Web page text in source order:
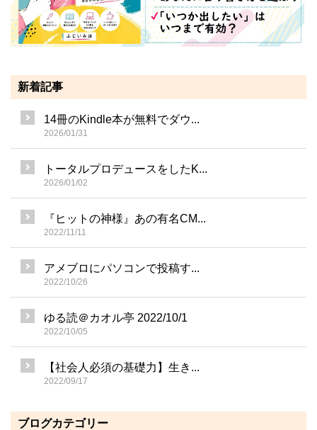
新着記事
14冊のKindle本が無料でダウ...
2026/01/31
トータルプロデュースをしたK...
2026/01/02
『ヒットの神様』あの有名CM...
2022/11/11
アメブロにパソコンで投稿す...
2022/10/26
ゆる読＠カオル亭 2022/10/1
2022/10/05
【社会人必須の基礎力】生き...
2022/09/17
ブログカテゴリー